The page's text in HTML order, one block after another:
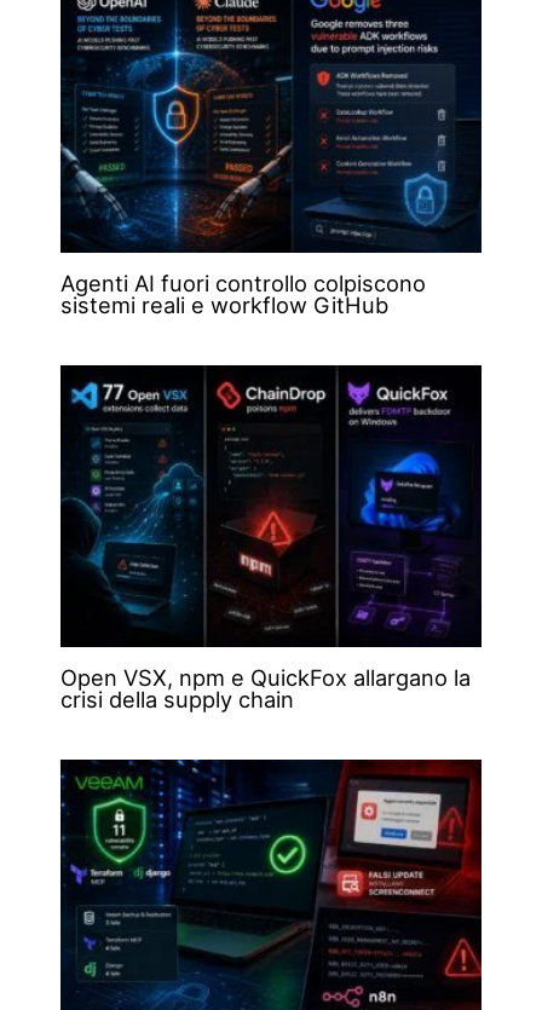
Agenti AI fuori controllo colpiscono
sistemi reali e workflow GitHub
Open VSX, npm e QuickFox allargano la
crisi della supply chain